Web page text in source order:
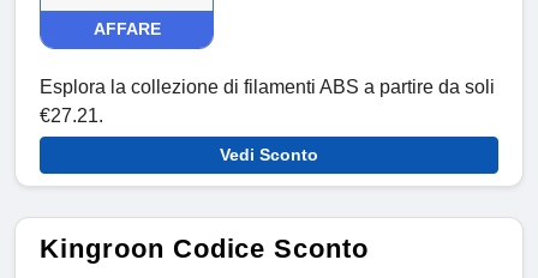
AFFARE
Esplora la collezione di filamenti ABS a partire da soli
€27.21.
Vedi Sconto
Kingroon Codice Sconto